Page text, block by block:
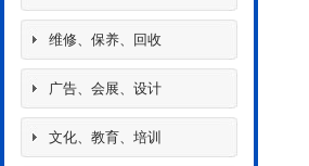
维修、保养、回收
广告、会展、设计
文化、教育、培训